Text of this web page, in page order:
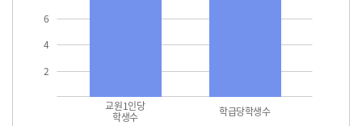
2
4
6
교원1인당
학생수 학급당학생수